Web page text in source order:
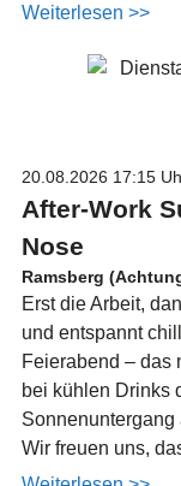
Weiterlesen >>
20.08.2026 17:15
After-Work
Nose
Ramsberg
Erst die Arbeit,
und entspannt
Feierabend – das
bei kühlen Drinks
Sonnenuntergang
Wir freuen uns,